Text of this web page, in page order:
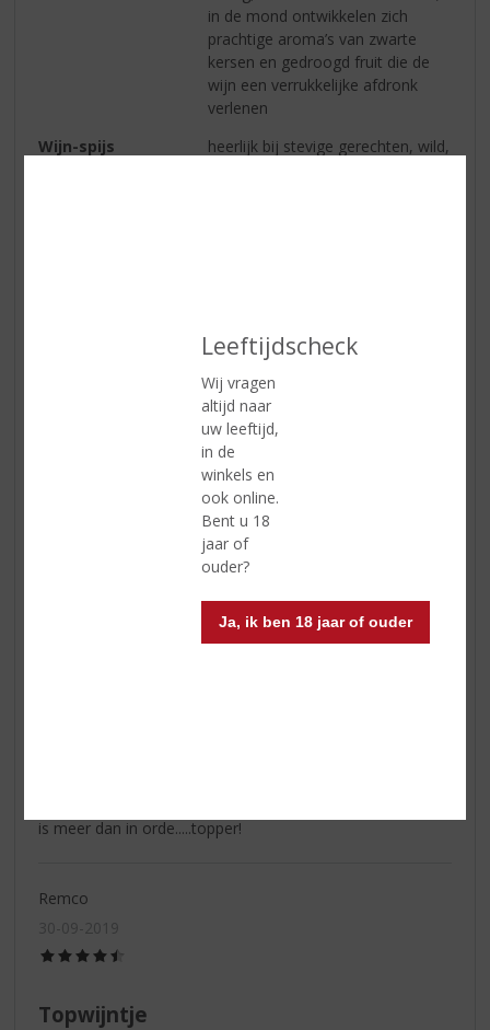
Leeftijdscheck
Wij vragen
altijd naar
uw leeftijd,
in de
winkels en
ook online.
Bent u 18
jaar of
ouder?
Ja, ik ben 18 jaar of ouder
in de mond ontwikkelen zich
prachtige aroma’s van zwarte
kersen en gedroogd fruit die de
wijn een verrukkelijke afdronk
verlenen
Wijn-spijs
heerlijk bij stevige gerechten, wild,
Dank je voor het advies. Top wijntje bij het
is meer dan in orde.....topper!
Remco
30-09-2019
Topwijntje